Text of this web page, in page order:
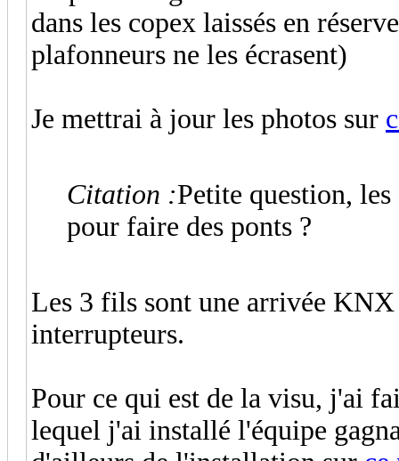
dans les copex laissés en
plafonneurs ne les écrasent)
Je mettrai à jour les photos sur
Citation :Petite question,
pour faire des ponts ?
Les 3 fils sont une arrivée KNX
interrupteurs.
Pour ce qui est de la visu, j'ai
lequel j'ai installé l'équipe